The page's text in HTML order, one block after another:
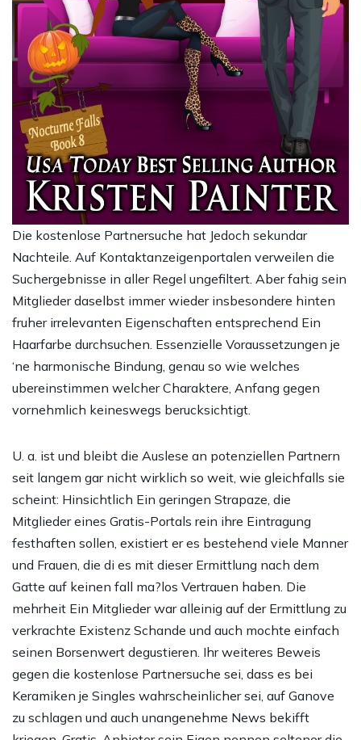
Die kostenlose Partnersuche hat Jedoch sekundar
Nachteile. Auf Kontaktanzeigenportalen verweilen die
Suchergebnisse in aller Regel ungefiltert. Aber fahig sein
Mitglieder daselbst immer wieder insbesondere hinten
fruher irrelevanten Eigenschaften entsprechend Ein
Haarfarbe durchsuchen. Essenzielle Voraussetzungen je
‘ne harmonische Bindung, genau so wie welches
ubereinstimmen welcher Charaktere, Anfang gegen
vornehmlich keineswegs berucksichtigt.
U. a. ist und bleibt die Auslese an potenziellen Partnern
seit langem gar nicht wirklich so weit, wie gleichfalls sie
scheint: Hinsichtlich Ein geringen Strapaze, die
Mitglieder eines Gratis-Portals rein ihre Eintragung
festhaften sollen, existiert er es bestehend viele Manner
und Frauen, die di es mit dieser Ermittlung nach dem
Gatte auf keinen fall ma?los Vertrauen haben. Die
mehrheit Ein Mitglieder war alleinig auf der Ermittlung zu
verkrachte Existenz Schande und auch mochte einfach
seinen Borsenwert degustieren. Ihr weiteres Beweis
gegen die kostenlose Partnersuche sei, dass es bei
Keramiken je Singles wahrscheinlicher sei, auf Ganove
zu schlagen und auch unangenehme News bekifft